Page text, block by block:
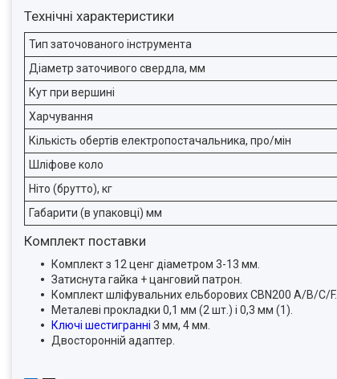
Технічні характеристики
Тип заточованого інструмента
Діаметр заточивого свердла, мм
Кут при вершині
Харчування
Кількість обертів електропостачальника, про/мін
Шліфове коло
Ніто (брутто), кг
Габарити (в упаковці) мм
Комплект поставки
Комплект з 12 ценг діаметром 3-13 мм.
Затиснута гайка + цанговий патрон.
Комплект шліфувальних ельборових CBN200 A/B/C/F.
Металеві прокладки 0,1 мм (2 шт.) і 0,3 мм (1).
Ключі шестигранні 3 мм, 4 мм.
Двосторонній адаптер.